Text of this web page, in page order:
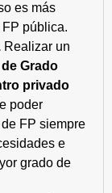
es más
pública.
Realizar un
Grado
privado
poder
FP siempre
e
grado de